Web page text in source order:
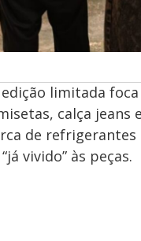
limitada
calça jeans
de
vivido” às peças.